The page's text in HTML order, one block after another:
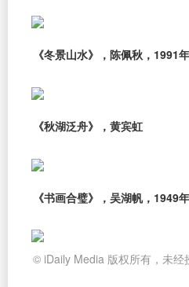
《冬景山水》，陈佩秋，1991年
《秋湖泛舟》，黄宾虹
《书画合璧》，吴湖帆，1949年
© iDaily Media 版权所有，未经